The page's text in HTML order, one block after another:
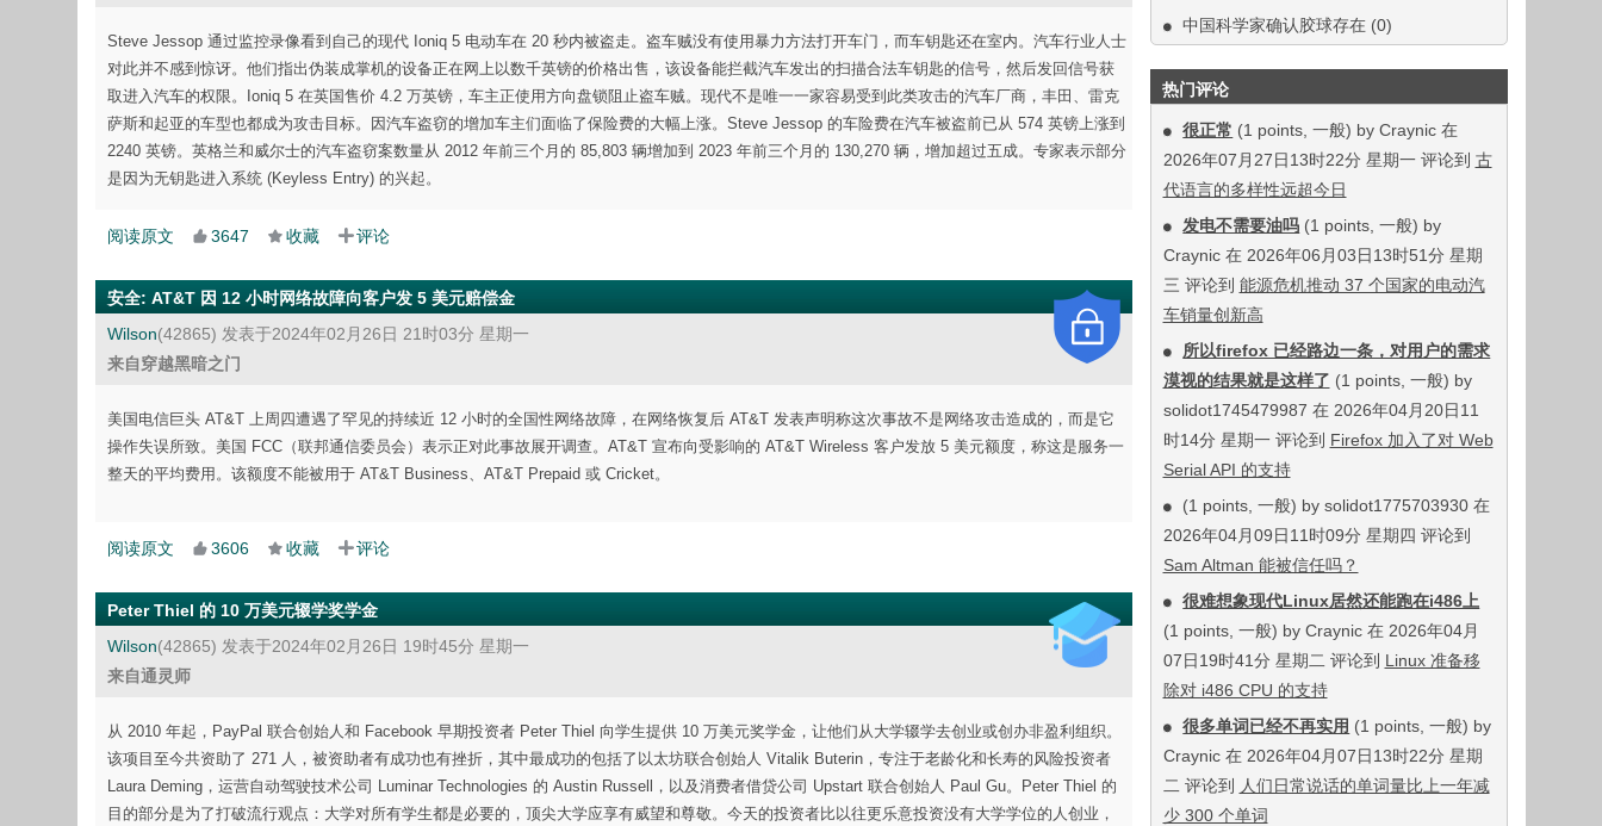
中国科学家确认胶球存在 (0)
热门评论
很正常 (1 points, 一般) by Craynic 在
2026年07月27日13时22分 星期一 评论到 古
代语言的多样性远超今日
发电不需要油吗 (1 points, 一般) by
Craynic 在 2026年06月03日13时51分 星期
三 评论到 能源危机推动 37 个国家的电动汽
车销量创新高
所以firefox 已经路边一条，对用户的需求
漠视的结果就是这样了 (1 points, 一般) by
solidot1745479987 在 2026年04月20日11
时14分 星期一 评论到 Firefox 加入了对 Web
Serial API 的支持
(1 points, 一般) by solidot1775703930 在
2026年04月09日11时09分 星期四 评论到
Sam Altman 能被信任吗？
很难想象现代Linux居然还能跑在i486上
(1 points, 一般) by Craynic 在 2026年04月
07日19时41分 星期二 评论到 Linux 准备移
除对 i486 CPU 的支持
很多单词已经不再实用 (1 points, 一般) by
Craynic 在 2026年04月07日13时22分 星期
二 评论到
人们日常说话的单词量比上一年减
少 300 个单词
Steve Jessop 通过监控录像看到自己的现代 Ioniq 5 电动车在 20 秒内被盗走。盗车贼没有使用暴力方法打开车门，而车钥匙还在室内。汽车行业人士
对此并不感到惊讶。他们指出伪装成掌机的设备正在网上以数千英镑的价格出售，该设备能拦截汽车发出的扫描合法车钥匙的信号，然后发回信号获
取进入汽车的权限。Ioniq 5 在英国售价 4.2 万英镑，车主正使用方向盘锁阻止盗车贼。现代不是唯一一家容易受到此类攻击的汽车厂商，丰田、雷克
萨斯和起亚的车型也都成为攻击目标。因汽车盗窃的增加车主们面临了保险费的大幅上涨。Steve Jessop 的车险费在汽车被盗前已从 574 英镑上涨到
2240 英镑。英格兰和威尔士的汽车盗窃案数量从 2012 年前三个月的 85,803 辆增加到 2023 年前三个月的 130,270 辆，增加超过五成。专家表示部分
是因为无钥匙进入系统 (Keyless Entry) 的兴起。
阅读原文 3647 收藏 评论
安全: AT&T 因 12 小时网络故障向客户发 5 美元赔偿金
Wilson(42865) 发表于2024年02月26日 21时03分 星期一
来自穿越黑暗之门
美国电信巨头 AT&T 上周四遭遇了罕见的持续近 12 小时的全国性网络故障，在网络恢复后 AT&T 发表声明称这次事故不是网络攻击造成的，而是它
操作失误所致。美国 FCC（联邦通信委员会）表示正对此事故展开调查。AT&T 宣布向受影响的 AT&T Wireless 客户发放 5 美元额度，称这是服务一
整天的平均费用。该额度不能被用于 AT&T Business、AT&T Prepaid 或 Cricket。
阅读原文 3606 收藏 评论
Peter Thiel 的 10 万美元辍学奖学金
Wilson(42865) 发表于2024年02月26日 19时45分 星期一
来自通灵师
从 2010 年起，PayPal 联合创始人和 Facebook 早期投资者 Peter Thiel 向学生提供 10 万美元奖学金，让他们从大学辍学去创业或创办非盈利组织。
该项目至今共资助了 271 人，被资助者有成功也有挫折，其中最成功的包括了以太坊联合创始人 Vitalik Buterin，专注于老龄化和长寿的风险投资者
Laura Deming，运营自动驾驶技术公司 Luminar Technologies 的 Austin Russell，以及消费者借贷公司 Upstart 联合创始人 Paul Gu。Peter Thiel 的
目的部分是为了打破流行观点：大学对所有学生都是必要的，顶尖大学应享有威望和尊敬。今天的投资者比以往更乐意投资没有大学学位的人创业，